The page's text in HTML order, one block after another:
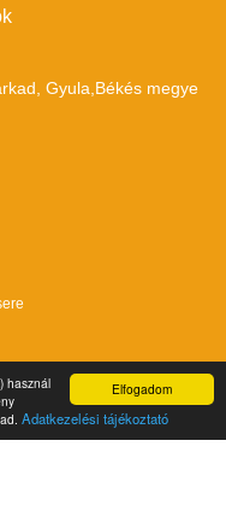
Elfogadom
használ
Adatkezelési tájékoztató
Gyula,Békés megye
nyilvántartó, ügyviteli és